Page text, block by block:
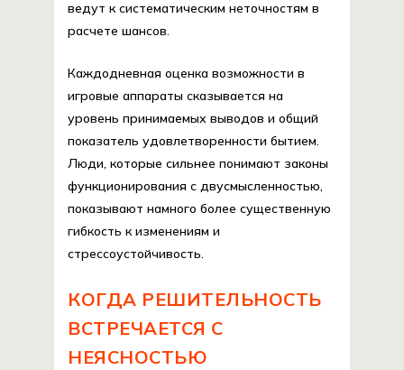
ведут к систематическим неточностям в
расчете шансов.
Каждодневная оценка возможности в
игровые аппараты сказывается на
уровень принимаемых выводов и общий
показатель удовлетворенности бытием.
Люди, которые сильнее понимают законы
функционирования с двусмысленностью,
показывают намного более существенную
гибкость к изменениям и
стрессоустойчивость.
КОГДА РЕШИТЕЛЬНОСТЬ
ВСТРЕЧАЕТСЯ С
НЕЯСНОСТЬЮ